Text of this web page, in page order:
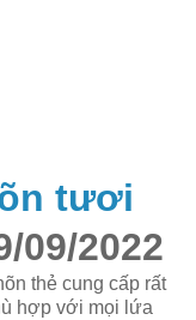
tươi
09/2022
thẻ cung cấp rất
hợp với mọi lứa